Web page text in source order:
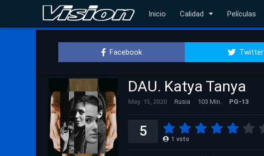
Inicio Calidad Películas
Facebook Twitter
DAU. Katya Tanya
May. 15, 2020 Rusia 103 Min. PG-13
5 1 voto